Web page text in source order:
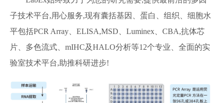
子技术平台,用心服务,现有囊括基因、蛋白、组织、细胞水
平包括PCR Array、ELISA,MSD、Luminex、CBA,抗体芯
片、多色流式、mIHC及HALO分析等12个专业、全面的实
验室技术平台,助推科研进步!